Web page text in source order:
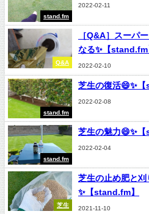
stand.fm
2022-02-11
Q&A
［Q&A］スーパ
なる✨【stand.fm
2022-02-10
stand.fm
芝生の復活😄✨【
2022-02-08
stand.fm
芝生の魅力😄✨【
2022-02-04
芝生
芝生の止め肥と
✨【stand.fm】
2021-11-10